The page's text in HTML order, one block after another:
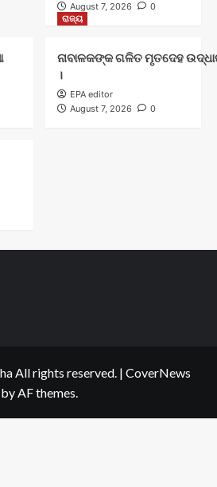
August 7, 2026
0
ରାଜ୍ୟ
ନାବାଳକଙ୍କ ଗଳିତ ମୃତଦେହ
।
EPA editor
August 7, 2026
0
All rights reserved. | CoverNews
by AF themes.